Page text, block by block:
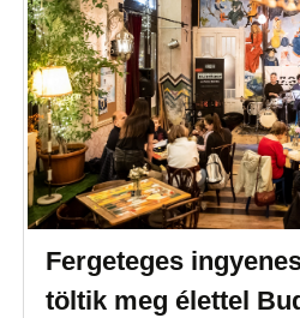
Fergeteges
töltik meg élettel